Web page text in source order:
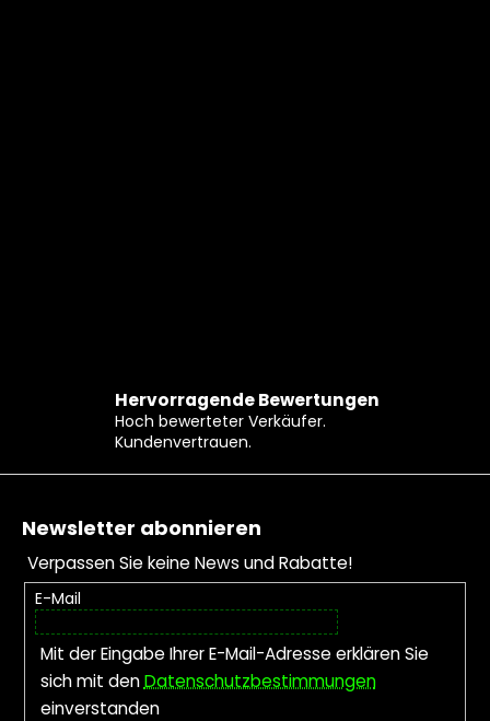
Hervorragende Bewertungen
Hoch bewerteter Verkäufer.
Kundenvertrauen.
Fußzeile
Newsletter abonnieren
Verpassen Sie keine News und Rabatte!
E-Mail
Mit der Eingabe Ihrer E-Mail-Adresse erklären Sie
sich mit denDatenschutzbestimmungen
einverstanden